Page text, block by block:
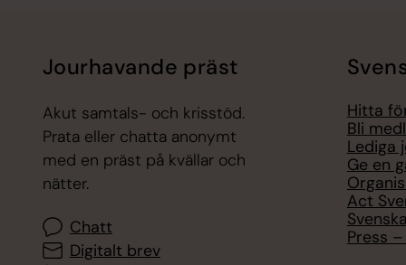
Jourhavande präst
Akut samtals- och krisstöd.
Prata eller chatta anonymt
med en präst på kvällar och
nätter.
Chatt
Digitalt brev
Hitta
Bli
Lediga
Ge en
Act
Press